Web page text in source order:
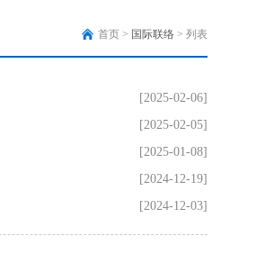
首页 > 国际联络 > 列表
[2025-02-06]
[2025-02-05]
[2025-01-08]
[2024-12-19]
[2024-12-03]